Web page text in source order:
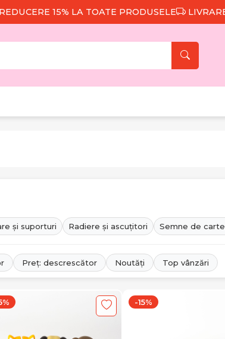
PRODUSELE LIVRARE GRATUITĂ DE
și suporturi Radiere și ascuțitori Semne de
Preț: descrescător Noutăți Top vânzări
-15%